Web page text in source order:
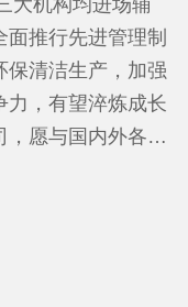
达到了UPSSS标
。项目建成投产后
，年上缴税收1亿
达到30亿元，年
化工设备安全管理
国家标准的制定，
面推行先进管理制
保清洁生产，加强
力，有望淬炼成长
，愿与国内外各界